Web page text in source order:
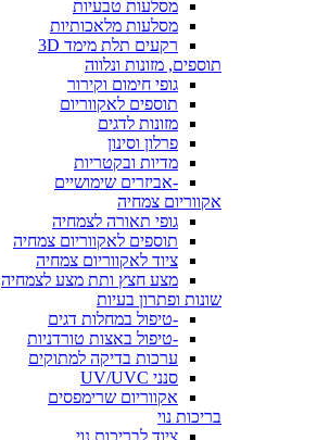
מסלעות טבעיות
מסלעות מלאכותיות
רקעים תלת מימד 3D
תוספים, מזונות ונלווה
גופי חימום וקירור
תוספים לאקווריום
מזונות לדגים
פרלון וסינון
מדיות ובקטריות
-אביזרים שימושיים
אקווריום צמחיה
גופי תאורה לצמחיה
תוספים לאקווריום צמחיה
ציוד לאקווריום צמחיה
מצע חצץ ותת מצע לצמחיה
שונות ופתרון בעיות
-טיפול במחלות דגים
-טיפול באצות טורדניות
ערכות בדיקה למתוקים
סנני UV/UVC
אקווריום שרימפסים
בריכות נוי
ציוד לבריכות נוי